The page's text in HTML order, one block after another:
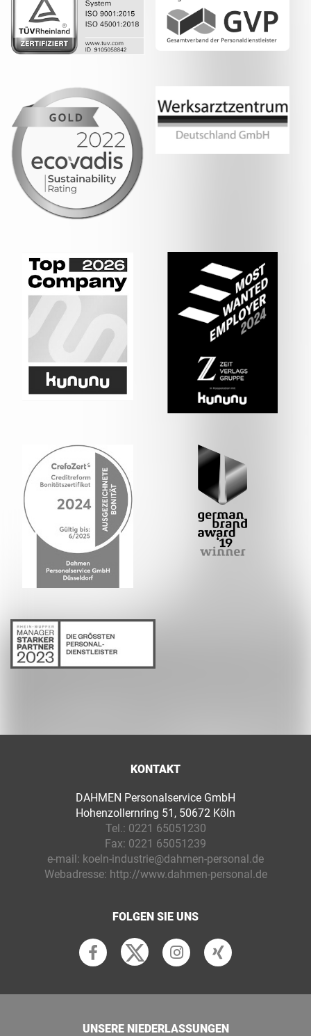
KONTAKT
DAHMEN Personalservice GmbH
Hohenzollernring 51, 50672 Köln
Tel.: 0221 65051230
Fax: 0221 65051239
e-mail: koeln-industrie@dahmen-personal.de
Webadresse: http://www.dahmen-personal.de
FOLGEN SIE UNS
UNSERE NIEDERLASSUNGEN